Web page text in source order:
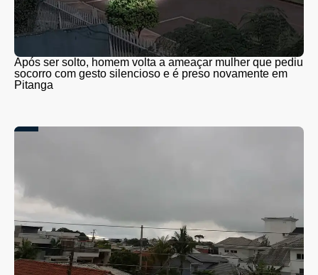
Após ser solto, homem volta a ameaçar mulher que pediu
socorro com gesto silencioso e é preso novamente em
Pitanga